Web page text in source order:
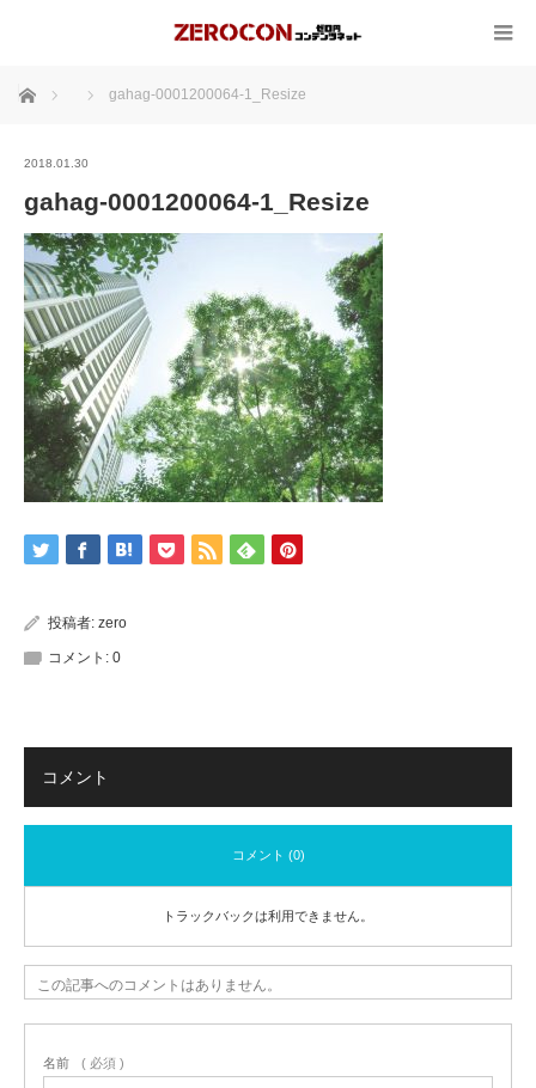
ホーム gahag-0001200064-1_Resize
2018.01.30
gahag-0001200064-1_Resize
投稿者: zero
コメント: 0
コメント
コメント (0)
トラックバックは利用できません。
この記事へのコメントはありません。
名前 ( 必須 )